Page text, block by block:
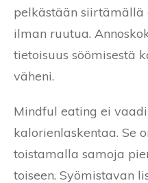
pelkästään
ilman ruutua.
tietoisuus söömisestä
väheni.
Mindful eating ei
kalorienlaskentaa. Se
toistamalla samoja
toiseen. Syömistavan